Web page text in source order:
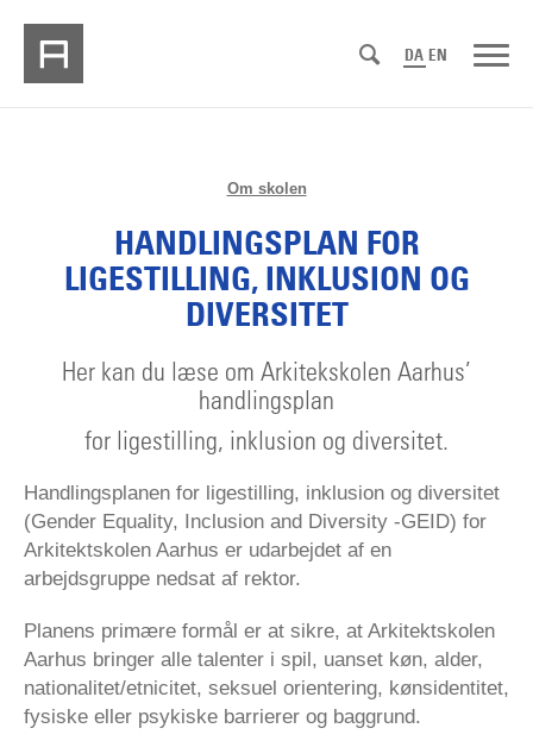
DA EN
Om skolen
HANDLINGSPLAN FOR
LIGESTILLING, INKLUSION OG
DIVERSITET
Her kan du læse om Arkitekskolen Aarhus’
handlingsplan
for ligestilling, inklusion og diversitet.
Handlingsplanen for ligestilling, inklusion og diversitet
(Gender Equality, Inclusion and Diversity -GEID) for
Arkitektskolen Aarhus er udarbejdet af en
arbejdsgruppe nedsat af rektor.
Planens primære formål er at sikre, at Arkitektskolen
Aarhus bringer alle talenter i spil, uanset køn, alder,
nationalitet/etnicitet, seksuel orientering, kønsidentitet,
fysiske eller psykiske barrierer og baggrund.